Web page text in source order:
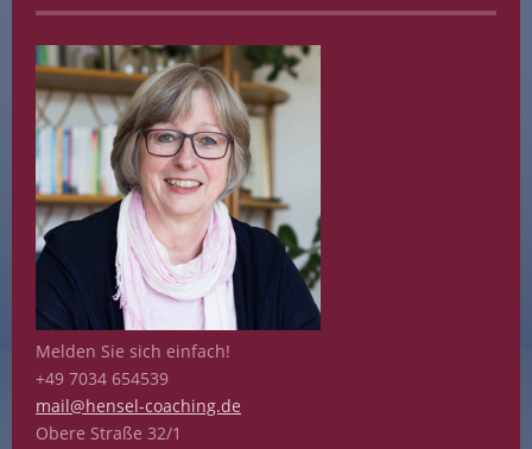
Melden Sie sich einfach!
+49 7034 654539
mail@hensel-coaching.de
Obere Straße 32/1